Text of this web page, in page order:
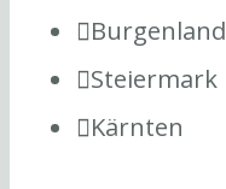
Burgenland
Steiermark
Kärnten